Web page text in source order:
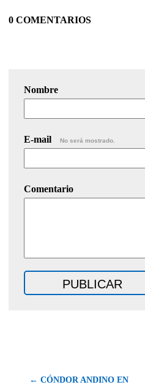
0 COMENTARIOS
Nombre
E-mail No será mostrado.
Comentario
← CÓNDOR ANDINO EN